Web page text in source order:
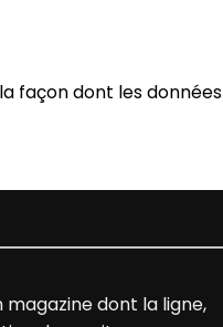
façon dont les données
magazine dont la ligne,